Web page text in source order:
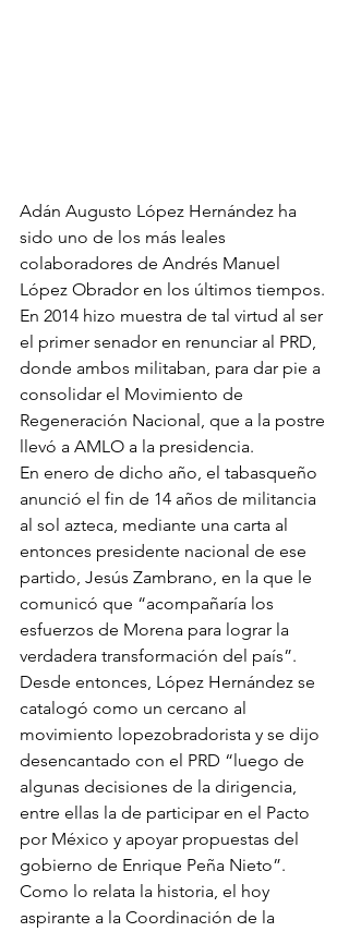
Adán Augusto López Hernández ha
sido uno de los más leales
colaboradores de Andrés Manuel
López Obrador en los últimos tiempos.
En 2014 hizo muestra de tal virtud al ser
el primer senador en renunciar al PRD,
donde ambos militaban, para dar pie a
consolidar el Movimiento de
Regeneración Nacional, que a la postre
llevó a AMLO a la presidencia.
En enero de dicho año, el tabasqueño
anunció el fin de 14 años de militancia
al sol azteca, mediante una carta al
entonces presidente nacional de ese
partido, Jesús Zambrano, en la que le
comunicó que “acompañaría los
esfuerzos de Morena para lograr la
verdadera transformación del país”.
Desde entonces, López Hernández se
catalogó como un cercano al
movimiento lopezobradorista y se dijo
desencantado con el PRD “luego de
algunas decisiones de la dirigencia,
entre ellas la de participar en el Pacto
por México y apoyar propuestas del
gobierno de Enrique Peña Nieto”.
Como lo relata la historia, el hoy
aspirante a la Coordinación de la